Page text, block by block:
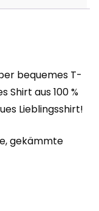
bequemes T-
Shirt aus 100 %
Lieblingsshirt!
gekämmte